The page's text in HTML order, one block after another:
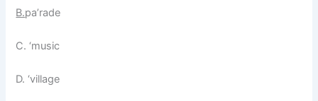
B.pa’rade
C. ‘music
D. ‘village